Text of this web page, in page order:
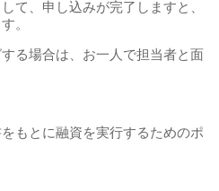
て、申し込みが完了しますと、
。
る場合は、お一人で担当者と面
もとに融資を実行するためのポ